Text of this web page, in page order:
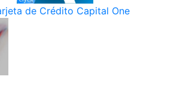
de Crédito Capital One